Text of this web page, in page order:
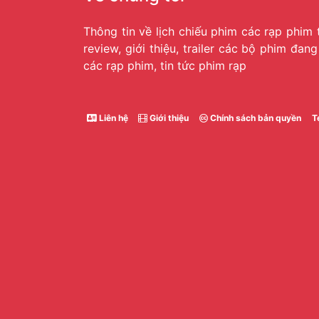
Thông tin về lịch chiếu phim các rạp phim
review, giới thiệu, trailer các bộ phim
các rạp phim, tin tức phim rạp
Liên hệ Giới thiệu Chính sách bản quyền